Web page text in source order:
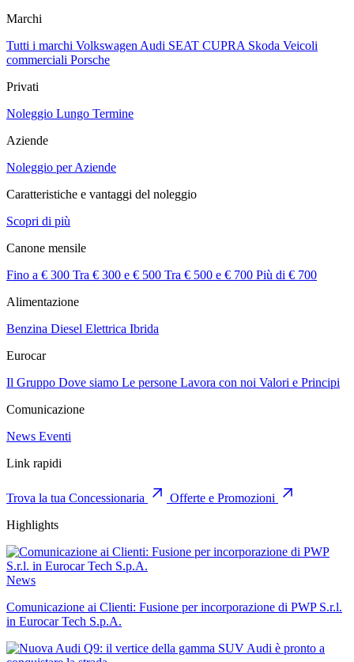
Marchi
Tutti i marchi Volkswagen Audi SEAT CUPRA Skoda Veicoli
commerciali Porsche
Privati
Noleggio Lungo Termine
Aziende
Noleggio per Aziende
Caratteristiche e vantaggi del noleggio
Scopri di più
Canone mensile
Fino a € 300 Tra € 300 e € 500 Tra € 500 e € 700 Più di € 700
Alimentazione
Benzina Diesel Elettrica Ibrida
Eurocar
Il Gruppo Dove siamo Le persone Lavora con noi Valori e Principi
Comunicazione
News Eventi
Link rapidi
Trova la tua Concessionaria
Offerte e Promozioni
Highlights
News
Comunicazione ai Clienti: Fusione per incorporazione di PWP S.r.l.
in Eurocar Tech S.p.A.